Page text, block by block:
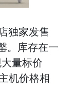
独家发售
。库存在一
量标价
机价格相